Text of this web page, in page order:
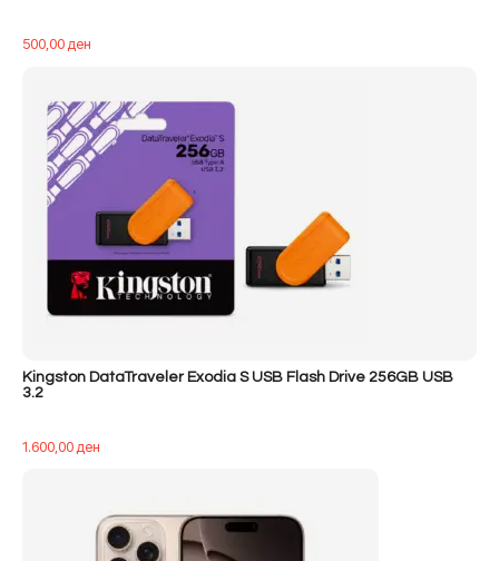
500,00ден
Kingston DataTraveler Exodia S USB Flash Drive 256GB USB
3.2
1.600,00ден